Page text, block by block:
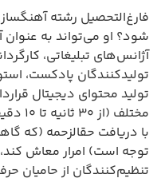
فارغ‌التحصیل رشته
شود؟ او می‌تواند به عنوان
آژانس‌های تبلیغاتی،
تولیدکنندگان پادکست،
تولید محتوای دیجیتال
با دریافت حقالزحمه (که
توجه است) امرار معاش
تنظیم‌کنندگان از حامیان